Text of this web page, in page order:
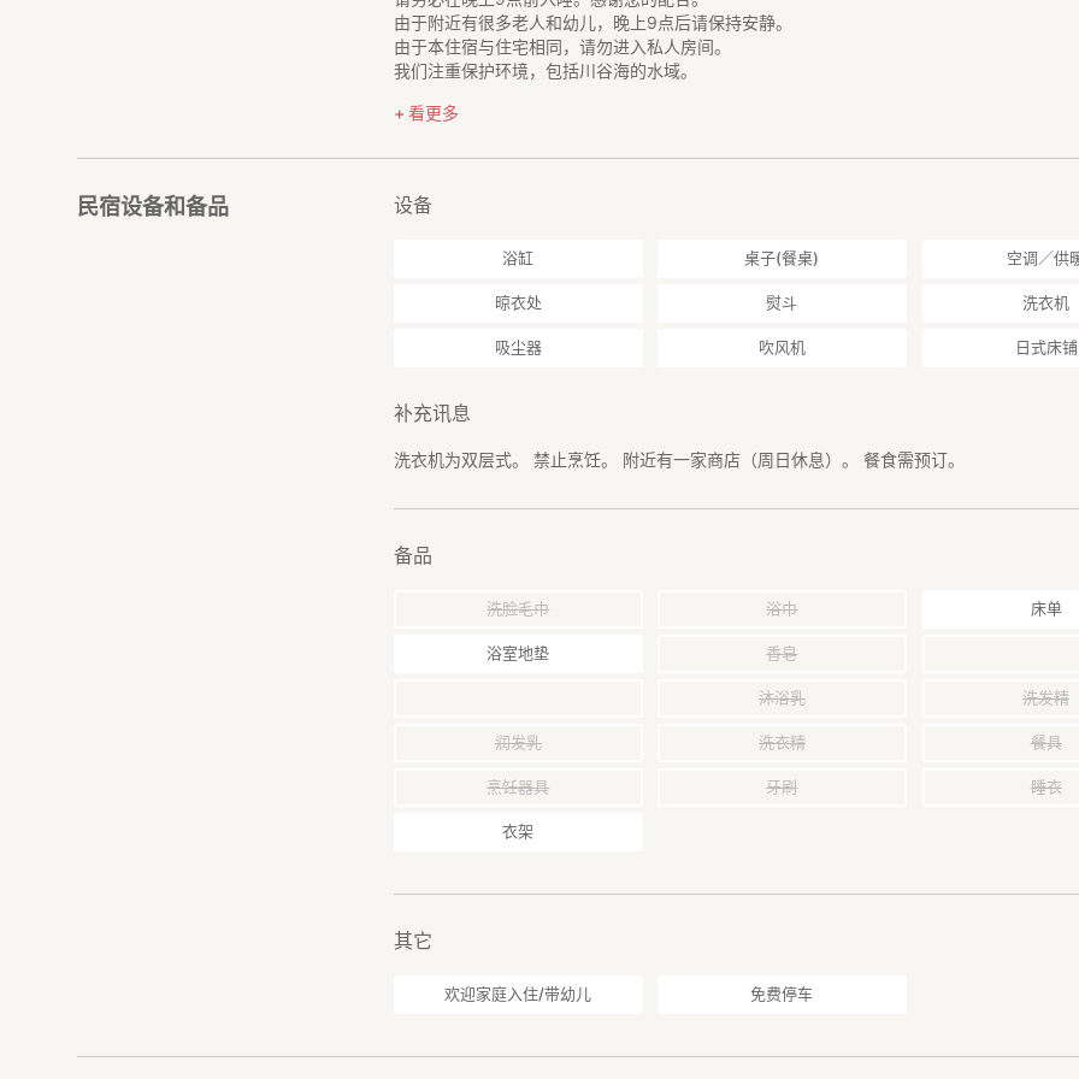
由于附近有很多老人和幼儿，晚上9点后请保持安静。
由于本住宿与住宅相同，请勿进入私人房间。
我们注重保护环境，包括川谷海的水域。
一楼的客厅也是公共空间，使用后请自行清理。
看更多
民宿设备和备品 设备
浴缸 桌子(餐桌) 空调／供
晾衣处 熨斗 洗衣机
吸尘器 吹风机 日式床铺
补充讯息
洗衣机为双层式。 禁止烹饪。 附近有一家商店（周日休息）。 餐食需预订。
备品
洗脸毛巾 浴巾 床单
浴室地垫 香皂
沐浴乳 洗发精
润发乳 洗衣精 餐具
烹饪器具 牙刷 睡衣
衣架
其它
欢迎家庭入住/带幼儿 免费停车